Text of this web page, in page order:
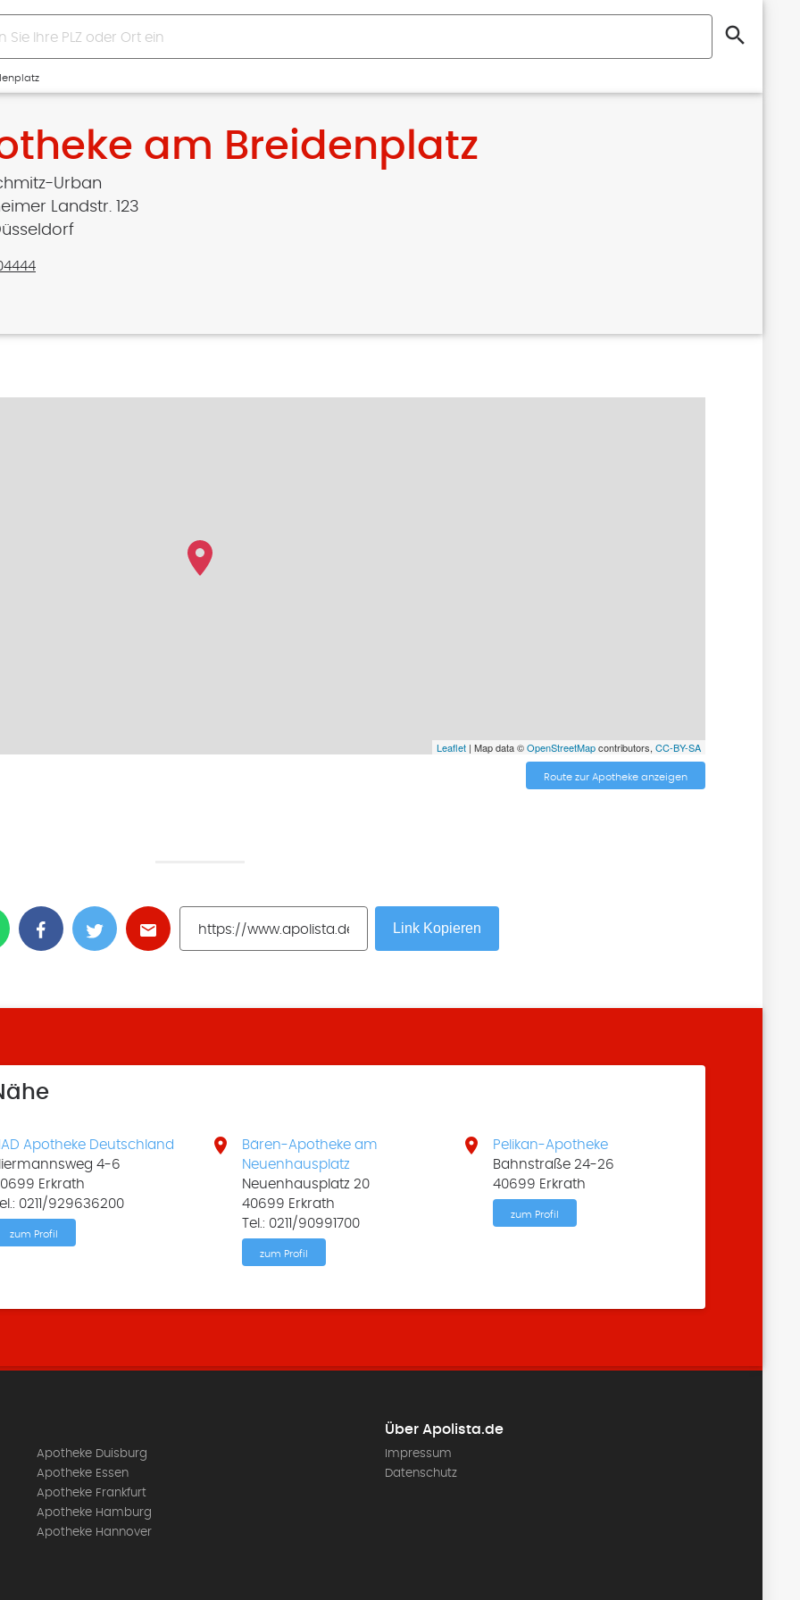
search
am Breidenplatz
Urban
Landstr. 123
Leaflet| Map data ©OpenStreetMapcontributors, CC-BY-SA
Route zur Apotheke anzeigen
Link Kopieren
Apotheke Deutschland
4-6
Erkrath
0211/929636200
zum Profil

Bären-Apotheke am
Neuenhausplatz
Neuenhausplatz 20
40699 Erkrath
Tel.: 0211/90991700
zum Profil

Pelikan-Apotheke
Bahnstraße 24-26
40699 Erkrath
zum Profil
Apotheke Duisburg
Apotheke Essen
Apotheke Frankfurt
Apotheke Hamburg
Apotheke Hannover
Über Apolista.de
Impressum
Datenschutz